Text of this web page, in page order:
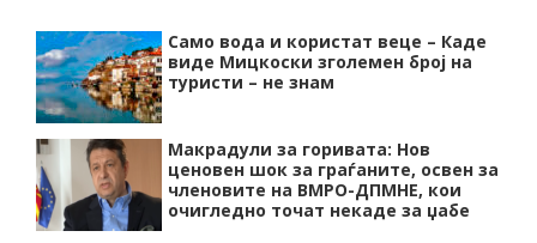
Само вода и користат веце – Каде
виде Мицкоски зголемен број на
туристи – не знам
Макрадули за горивата: Нов
ценовен шок за граѓаните, освен за
членовите на ВМРО-ДПМНЕ, кои
очигледно точат некаде за џабе